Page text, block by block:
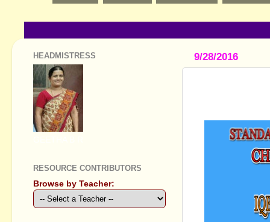
9/28/2016
HEADMISTRESS
RESOURCE CONTRIBUTORS
Browse by Teacher: